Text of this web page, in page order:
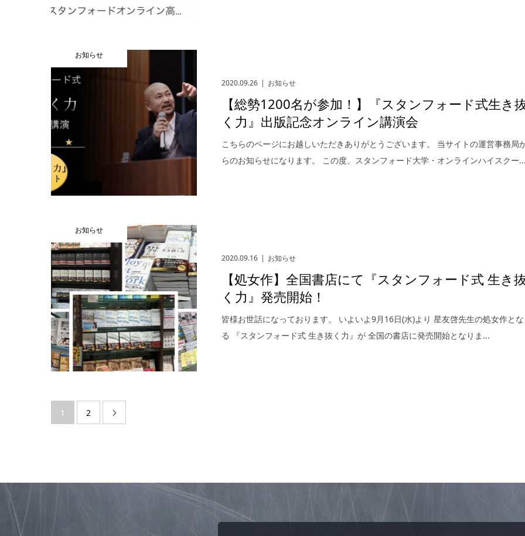
お知らせ
2020.09.26 お知らせ
【総勢1200名が参加！】『スタンフォード式生き
く力』出版記念オンライン講演会
こちらのページにお越しいただきありがとうございます。 当サイトの運営事務局
らのお知らせになります。 この度、スタンフォード大学・オンラインハイスクー
お知らせ
2020.09.16 お知らせ
【処女作】全国書店にて『スタンフォード式 生き
く力』発売開始！
皆様お世話になっております。 いよいよ9月16日(水)より 星友啓先生の処女作とな
る 『スタンフォード式 生き抜く力』が 全国の書店に発売開始となりま...
1 2 